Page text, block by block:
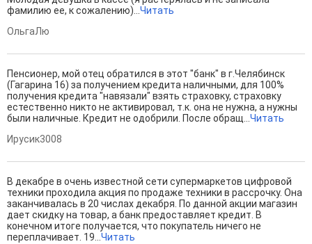
фамилию ее, к сожалению)...Читать
ОльгаЛю
Пенсионер, мой отец обратился в этот "банк" в г.Челябинск
(Гагарина 16) за получением кредита наличными, для 100%
получения кредита "навязали" взять страховку, страховку
естественно никто не активировал, т.к. она не нужна, а нужны
были наличные. Кредит не одобрили. После обращ...Читать
Ирусик3008
В декабре в очень известной сети супермаркетов цифровой
техники проходила акция по продаже техники в рассрочку. Она
заканчивалась в 20 числах декабря. По данной акции магазин
дает скидку на товар, а банк предоставляет кредит. В
конечном итоге получается, что покупатель ничего не
переплачивает. 19...Читать